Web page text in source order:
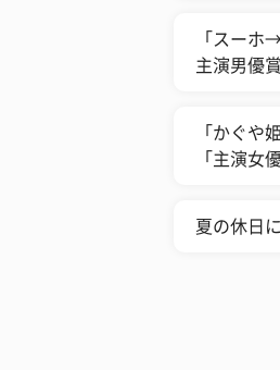
「スーホ
主演男優
「かぐや
「主演女
夏の休日